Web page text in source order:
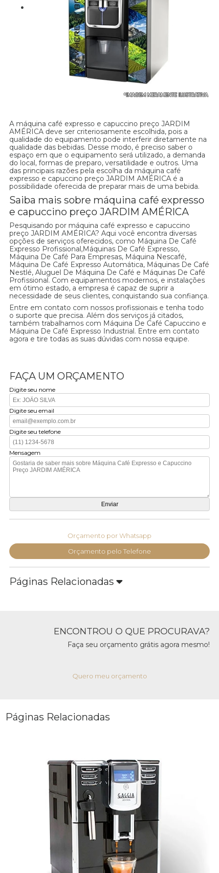
A máquina café expresso e capuccino preço JARDIM
AMÉRICA deve ser criteriosamente escolhida, pois a
qualidade do equipamento pode interferir diretamente na
qualidade das bebidas. Desse modo, é preciso saber o
espaço em que o equipamento será utilizado, a demanda
do local, formas de preparo, versatilidade e outros. Uma
das principais razões pela escolha da máquina café
expresso e capuccino preço JARDIM AMÉRICA é a
possibilidade oferecida de preparar mais de uma bebida.
Saiba mais sobre máquina café expresso
e capuccino preço JARDIM AMÉRICA
Pesquisando por máquina café expresso e capuccino
preço JARDIM AMÉRICA? Aqui você encontra diversas
opções de serviços oferecidos, como Máquina De Café
Expresso Profissional,Máquinas De Café Expresso,
Máquina De Café Para Empresas, Máquina Nescafé,
Máquina De Café Expresso Automática, Máquinas De Café
Nestlé, Aluguel De Máquina De Café e Máquinas De Café
Profissional. Com equipamentos modernos, e instalações
em ótimo estado, a empresa é capaz de suprir a
necessidade de seus clientes, conquistando sua confiança.
Entre em contato com nossos profissionais e tenha todo
o suporte que precisa. Além dos serviços já citados,
também trabalhamos com Máquina De Café Capuccino e
Máquina De Café Expresso Industrial. Entre em contato
agora e tire todas as suas dúvidas com nossa equipe.
FAÇA UM ORÇAMENTO
Digite seu nome
Digite seu email
Digite seu telefone
Mensagem
Orçamento por Whatsapp
Orçamento pelo Telefone
Páginas Relacionadas
ENCONTROU O QUE PROCURAVA?
Faça seu orçamento grátis agora mesmo!
Quero meu orçamento
Páginas Relacionadas